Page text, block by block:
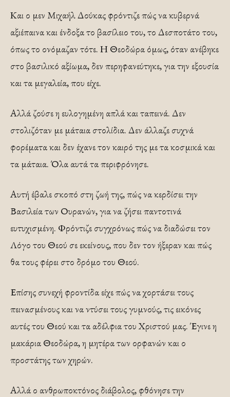
Και ο μεν Μιχαήλ Δούκας φρόντιζε πώς να κυβερνά
αξιέπαινα και ένδοξα το βασίλειο του, το Δεσποτάτο του,
όπως το ονόμαζαν τότε. Η Θεοδώρα όμως, όταν ανέβηκε
στο βασιλικό αξίωμα, δεν περηφανεύτηκε, για την εξουσία
και τα μεγαλεία, που είχε.
Αλλά ζούσε η ευλογημένη απλά και ταπεινά. Δεν
στολιζόταν με μάταια στολίδια. Δεν άλλαζε συχνά
φορέματα και δεν έχανε τον καιρό της με τα κοσμικά και
τα μάταια. Όλα αυτά τα περιφρόνησε.
Αυτή έβαλε σκοπό στη ζωή της, πώς να κερδίσει την
Βασιλεία των Ουρανών, για να ζήσει παντοτινά
ευτυχισμένη. Φρόντιζε συγχρόνως πώς να διαδώσει τον
Λόγο του Θεού σε εκείνους, που δεν τον ήξεραν και πώς
θα τους φέρει στο δρόμο του Θεού.
Επίσης συνεχή φροντίδα είχε πώς να χορτάσει τους
πεινασμένους και να ντύσει τους γυμνούς, τις εικόνες
αυτές του Θεού και τα αδέλφια του Χριστού μας. Έγινε η
μακάρια Θεοδώρα, η μητέρα των ορφανών και ο
προστάτης των χηρών.
Αλλά ο ανθρωποκτόνος διάβολος, φθόνησε την